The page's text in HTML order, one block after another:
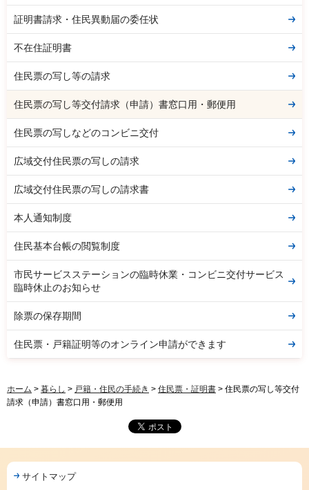
証明書請求・住民異動届の委任状
不在住証明書
住民票の写し等の請求
住民票の写し等交付請求（申請）書窓口用・郵便用
住民票の写しなどのコンビニ交付
広域交付住民票の写しの請求
広域交付住民票の写しの請求書
本人通知制度
住民基本台帳の閲覧制度
市民サービスステーションの臨時休業・コンビニ交付サービス
臨時休止のお知らせ
除票の保存期間
住民票・戸籍証明等のオンライン申請ができます
ホーム > 暮らし > 戸籍・住民の手続き > 住民票・証明書 > 住民票の写し等交付
請求（申請）書窓口用・郵便用
サイトマップ